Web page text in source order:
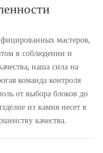
мастеров,
в соблюдении и
наша сила на
команда контроля
от выбора блоков до
из камня несет в
качества.